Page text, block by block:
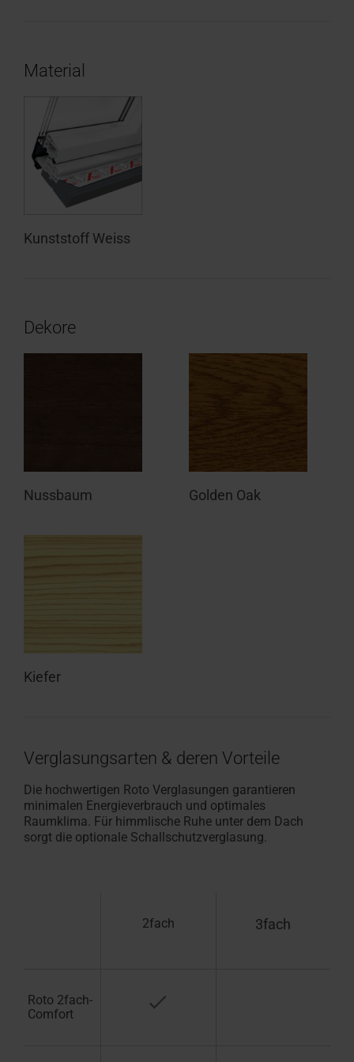
Material
Kunststoff Weiss
Dekore
Nussbaum Golden Oak
Kiefer
Verglasungsarten & deren Vorteile
Die hochwertigen Roto Verglasungen garantieren
minimalen Energieverbrauch und optimales
Raumklima. Für himmlische Ruhe unter dem Dach
sorgt die optionale Schallschutzverglasung.
Roto 2fach-
Comfort
2fach 3fach